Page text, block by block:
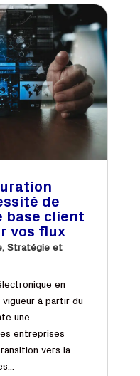
de
base client
vos flux
, Stratégie et
en
à partir du
une
entreprises
vers la